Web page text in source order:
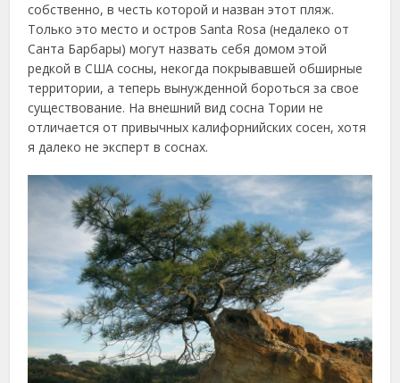
собственно, в честь которой и назван этот пляж.
Только это место и остров Santa Rosa (недалеко от
Санта Барбары) могут назвать себя домом этой
редкой в США сосны, некогда покрывавшей обширные
территории, а теперь вынужденной бороться за свое
существование. На внешний вид сосна Тории не
отличается от привычных калифорнийских сосен, хотя
я далеко не эксперт в соснах.